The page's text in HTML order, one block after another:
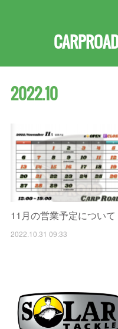
2022.10
11月の営業予定について
2022.10.31 09:33